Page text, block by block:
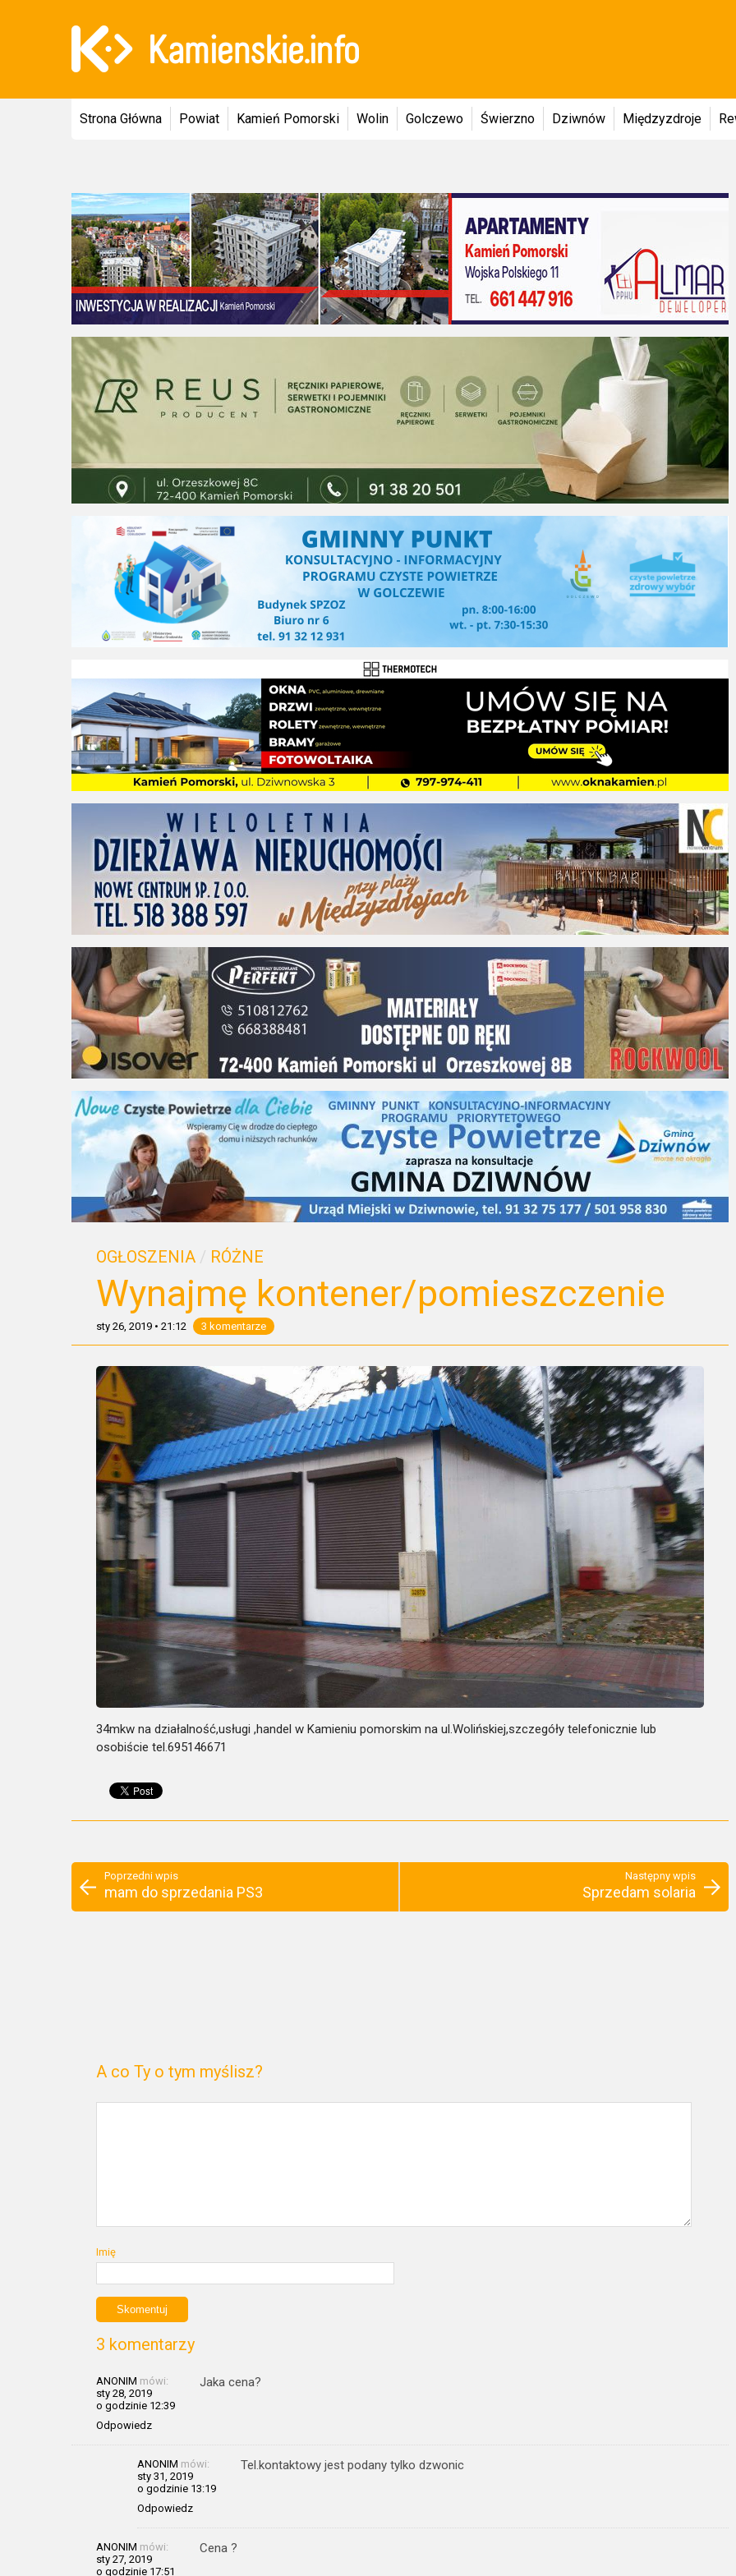
Strona Główna Powiat Kamień Pomorski Wolin Golczewo Świerzno Dziwnów Międzyzdroje
OGŁOSZENIA / RÓŻNE
Wynajmę kontener/pomieszczenie
sty 26, 2019 • 21:12 3 komentarze
34mkw na działalność,usługi ,handel w Kamieniu pomorskim na ul.Wolińskiej,szczegóły telefonicznie lub
osobiście tel.695146671
Poprzedni wpis
mam do sprzedania PS3
Następny wpis
Sprzedam solaria
A co Ty o tym myślisz?
Imię
3 komentarzy
ANONIM mówi:
sty 28, 2019
o godzinie 12:39
Odpowiedz
Jaka cena?
ANONIM mówi:
sty 31, 2019
o godzinie 13:19
Odpowiedz
Tel.kontaktowy jest podany tylko dzwonic
ANONIM mówi:
sty 27, 2019
o godzinie 17:51
Cena ?